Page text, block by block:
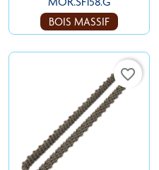
BOIS MASSIF
favorite_border